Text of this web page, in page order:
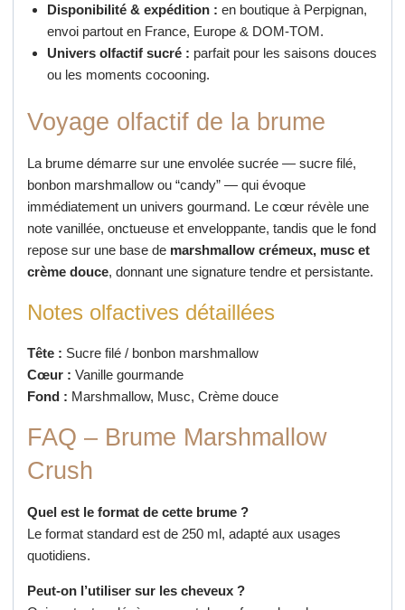
Disponibilité & expédition : en boutique à Perpignan,
envoi partout en France, Europe & DOM-TOM.
Univers olfactif sucré : parfait pour les saisons douces
ou les moments cocooning.
Voyage olfactif de la brume
La brume démarre sur une envolée sucrée — sucre filé,
bonbon marshmallow ou “candy” — qui évoque
immédiatement un univers gourmand. Le cœur révèle une
note vanillée, onctueuse et enveloppante, tandis que le fond
repose sur une base de marshmallow crémeux, musc et
crème douce, donnant une signature tendre et persistante.
Notes olfactives détaillées
Tête : Sucre filé / bonbon marshmallow
Cœur : Vanille gourmande
Fond : Marshmallow, Musc, Crème douce
FAQ – Brume Marshmallow
Crush
Quel est le format de cette brume ?
Le format standard est de 250 ml, adapté aux usages
quotidiens.
Peut-on l’utiliser sur les cheveux ?